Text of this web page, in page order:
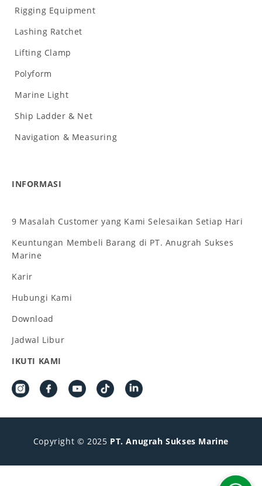
Rigging Equipment
Lashing Ratchet
Lifting Clamp
Polyform
Marine Light
Ship Ladder & Net
Navigation & Measuring
INFORMASI
9 Masalah Customer yang Kami Selesaikan Setiap Hari
Keuntungan Membeli Barang di PT. Anugrah Sukses
Marine
Karir
Hubungi Kami
Download
Jadwal Libur
IKUTI KAMI
Copyright © 2025 PT. Anugrah Sukses Marine